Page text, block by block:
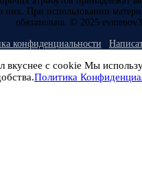
них. При использовании
обязательна. © 2025
конфиденциальности
вкуснее с cookie Мы
Политика